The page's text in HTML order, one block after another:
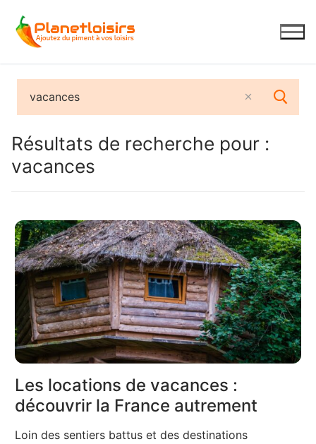
contenu
Résultats de recherche pour :
vacances
Les locations de vacances :
découvrir la France autrement
Loin des sentiers battus et des destinations